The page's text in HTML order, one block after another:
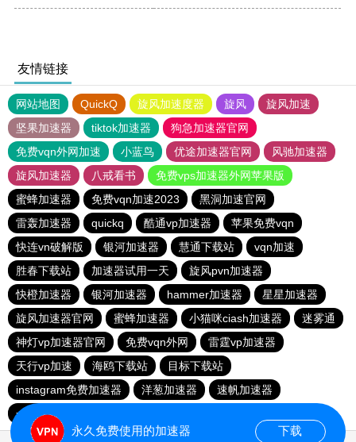
友情链接
网站地图 QuickQ 旋风加速度器 旋风
旋风加速
坚果加速器
tiktok加速器
狗急加速器官网
免费vqn外网加速
小蓝鸟 优途加速器官网
风驰加速器
旋风加速器
八戒看书
免费vps加速器外网苹果版
蜜蜂加速器
免费vqn加速2023
黑洞加速官网
雷轰加速器
quickq 酷通vp加速器
苹果免费vqn
快连vn破解版
银河加速器 慧通下载站
vqn加速
胜春下载站
加速器试用一天
旋风pvn加速器
快橙加速器
银河加速器 hammer加速器
星星加速器
旋风加速器官网
蜜蜂加速器 小猫咪ciash加速器
迷雾通
神灯vp加速器官网
免费vqn外网
雷霆vp加速器
天行vp加速
海鸥下载站
目标下载站
instagram免费加速器
洋葱加速器
速帆加速器
一元机场
永久免费使用的加速器 下载